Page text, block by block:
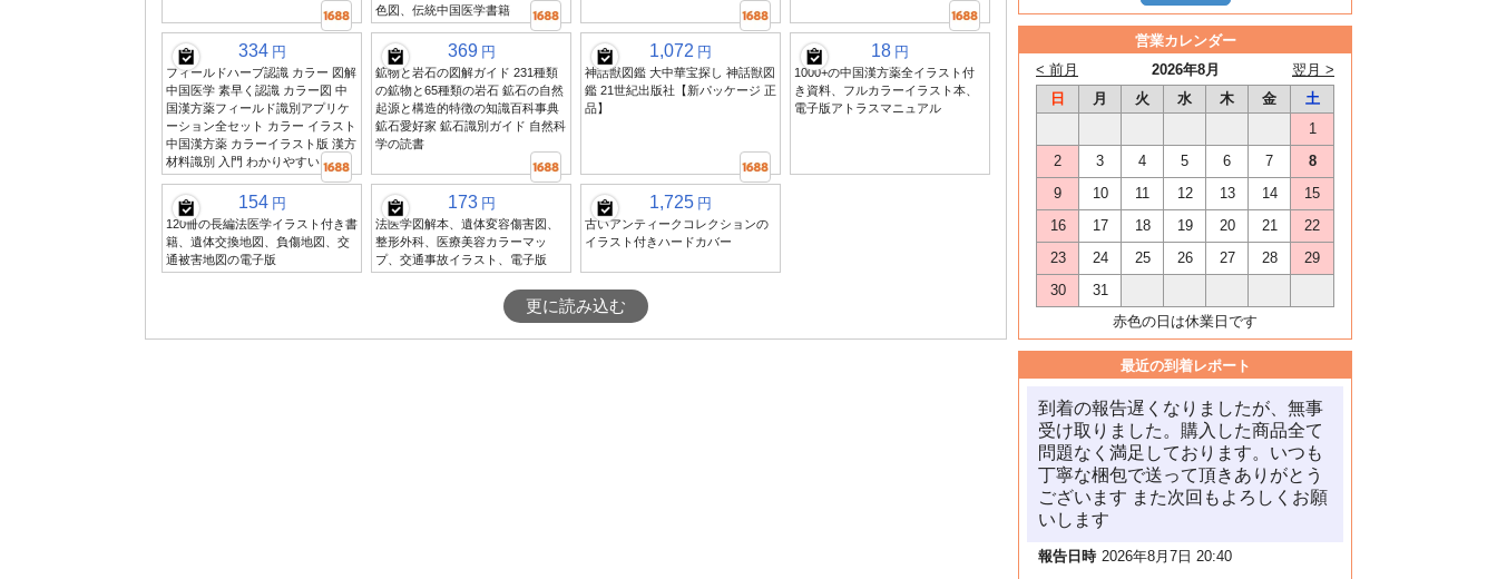
色図、伝統中国医学書籍
334 円
フィールドハーブ認識 カラー 図解
中国医学 素早く認識 カラー図 中
国漢方薬フィールド識別アプリケ
ーション全セット カラー イラスト
中国漢方薬 カラーイラスト版 漢方
材料識別 入門 わかりやすい
369 円
鉱物と岩石の図解ガイド 231種類
の鉱物と65種類の岩石 鉱石の自然
起源と構造的特徴の知識百科事典
鉱石愛好家 鉱石識別ガイド 自然科
学の読書
1,072 円
神話獣図鑑 大中華宝探し 神話獣図
鑑 21世紀出版社【新パッケージ 正
品】
18 円
1000+の中国漢方薬全イラスト付
き資料、フルカラーイラスト本、
電子版アトラスマニュアル
154 円
120冊の長編法医学イラスト付き書
籍、遺体交換地図、負傷地図、交
通被害地図の電子版
173 円
法医学図解本、遺体変容傷害図、
整形外科、医療美容カラーマッ
プ、交通事故イラスト、電子版
1,725 円
古いアンティークコレクションの
イラスト付きハードカバー
更に読み込む
営業カレンダー
2026年8月
< 前月
翌月 >
日
月 火 水 木 金
土
1
2
3 4 5 6 7
8
9
10 11 12 13 14
15
16
17 18 19 20 21
22
23
24 25 26 27 28
29
30
31
赤色の日は休業日です
最近の到着レポート
到着の報告遅くなりましたが、無事
受け取りました。購入した商品全て
問題なく満足しております。いつも
丁寧な梱包で送って頂きありがとう
ございます また次回もよろしくお願
いします
報告日時 2026年8月7日 20:40